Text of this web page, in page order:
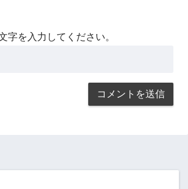
字を入力してください。